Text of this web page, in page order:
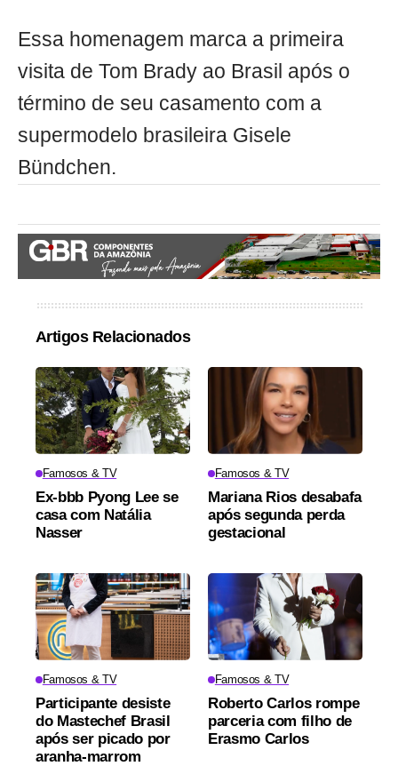
Essa homenagem marca a primeira
visita de Tom Brady ao Brasil após o
término de seu casamento com a
supermodelo brasileira Gisele
Bündchen.
Artigos Relacionados
Famosos & TV
Ex-bbb Pyong Lee se
casa com Natália
Nasser
Famosos & TV
Mariana Rios desabafa
após segunda perda
gestacional
Famosos & TV
Participante desiste
do Mastechef Brasil
após ser picado por
aranha-marrom
Famosos & TV
Roberto Carlos rompe
parceria com filho de
Erasmo Carlos